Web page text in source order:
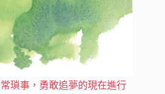
瑣事，勇敢追夢的現在進行